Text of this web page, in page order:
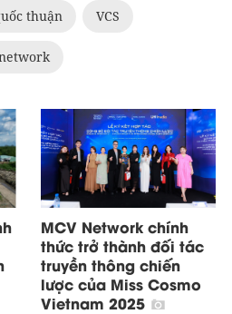
thuận VCS
MCV Network chính
thức trở thành đối tác
truyền thông chiến
lược của Miss Cosmo
Vietnam 2025